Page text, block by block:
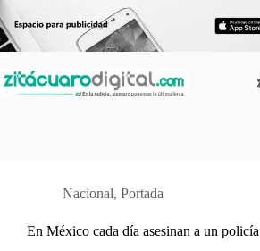
al
contenido
Nacional, Portada
En México cada día asesinan a un policía